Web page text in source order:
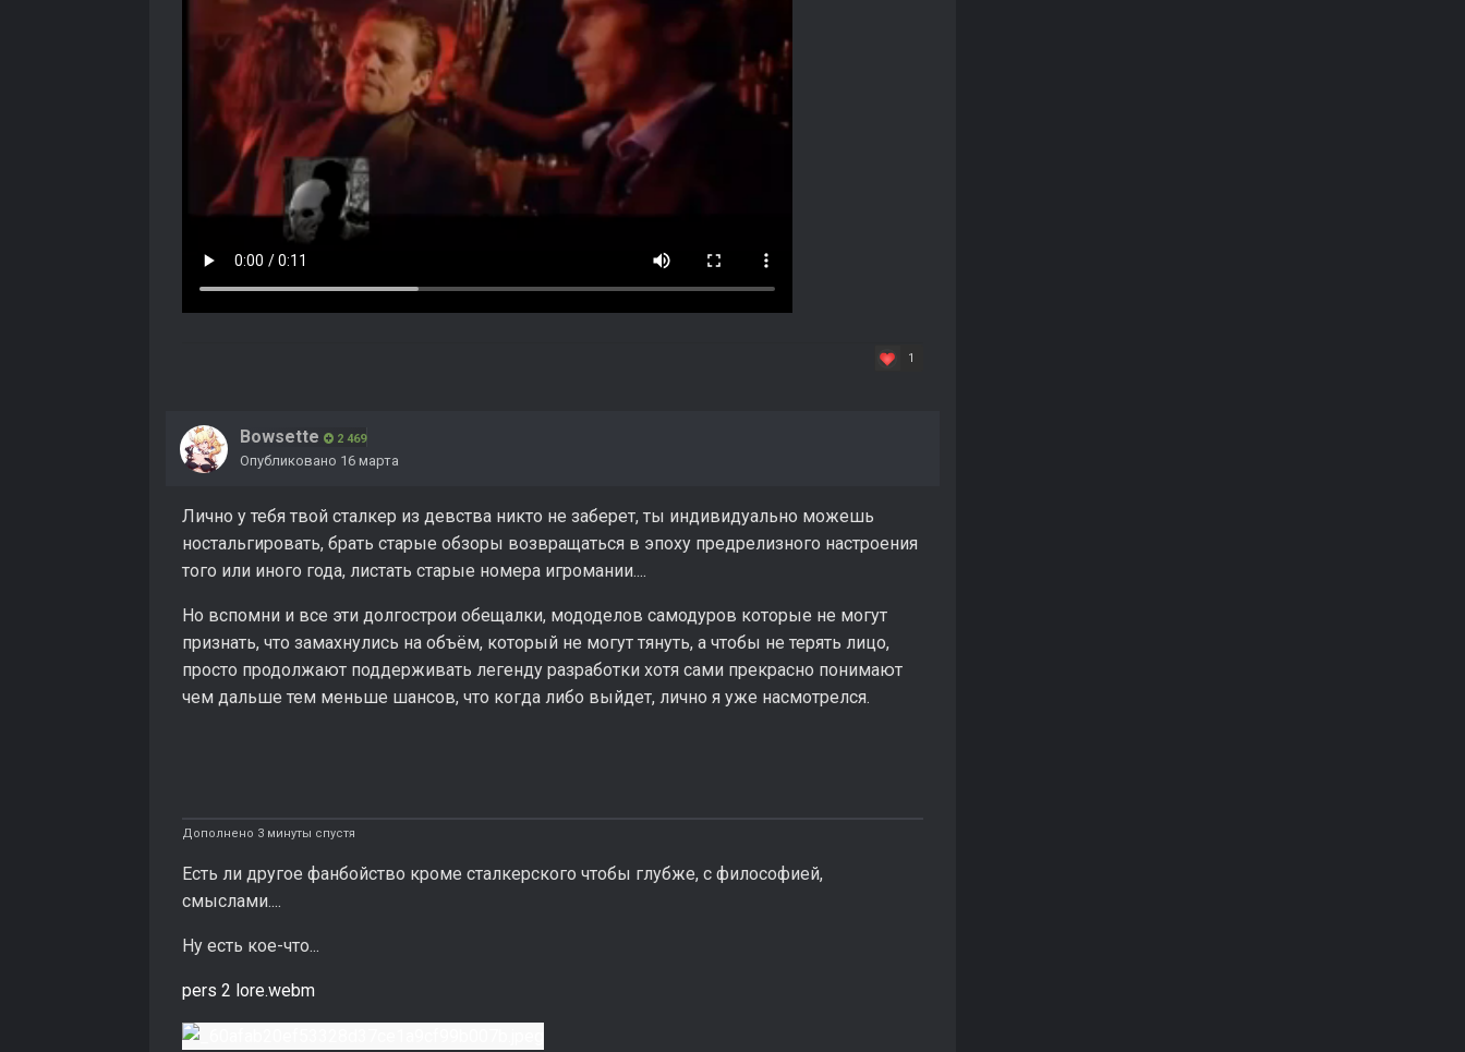
1
Bowsette 2 469
Опубликовано 16 марта
Лично у тебя твой сталкер из девства никто не заберет, ты индивидуально можешь
ностальгировать, брать старые обзоры возвращаться в эпоху предрелизного настроения
того или иного года, листать старые номера игромании....
Но вспомни и все эти долгострои обещалки, мододелов самодуров которые не могут
признать, что замахнулись на объём, который не могут тянуть, а чтобы не терять лицо,
просто продолжают поддерживать легенду разработки хотя сами прекрасно понимают
чем дальше тем меньше шансов, что когда либо выйдет, лично я уже насмотрелся.
Дополнено 3 минуты спустя
Есть ли другое фанбойство кроме сталкерского чтобы глубже, с философией,
смыслами....
Ну есть кое-что...
pers 2 lore.webm